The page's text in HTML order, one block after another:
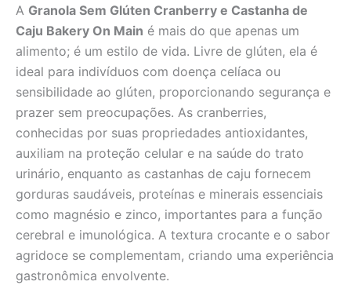
A Granola Sem Glúten Cranberry e Castanha de
Caju Bakery On Main é mais do que apenas um
alimento; é um estilo de vida. Livre de glúten, ela é
ideal para indivíduos com doença celíaca ou
sensibilidade ao glúten, proporcionando segurança e
prazer sem preocupações. As cranberries,
conhecidas por suas propriedades antioxidantes,
auxiliam na proteção celular e na saúde do trato
urinário, enquanto as castanhas de caju fornecem
gorduras saudáveis, proteínas e minerais essenciais
como magnésio e zinco, importantes para a função
cerebral e imunológica. A textura crocante e o sabor
agridoce se complementam, criando uma experiência
gastronômica envolvente.